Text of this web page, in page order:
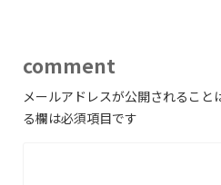
comment
メールアドレスが公開されること
る欄は必須項目です